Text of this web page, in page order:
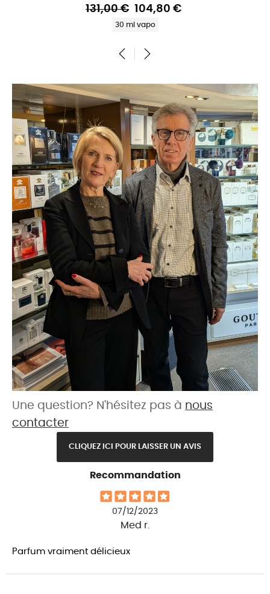
131,00 € 104,80 €
30 ml vapo
Une question? N'hésitez pas à nous
contacter
CLIQUEZ ICI POUR LAISSER UN AVIS
Recommandation
07/12/2023
Med r.
Parfum vraiment délicieux